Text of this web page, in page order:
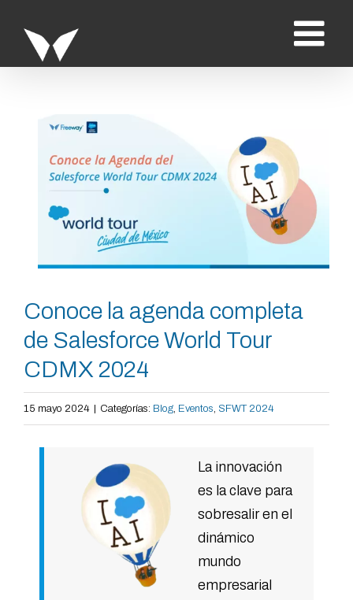
contenido
Ver
más
Conoce la agenda completa
de Salesforce World Tour
CDMX 2024
15 mayo 2024 Categorías: Blog, Eventos, SFWT 2024
La innovación
es la clave para
sobresalir en el
dinámico
mundo
empresarial